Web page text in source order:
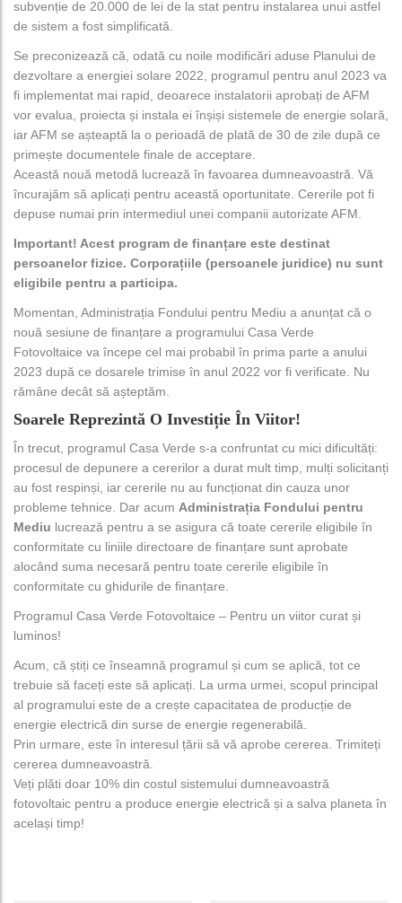
subvenție de 20.000 de lei de la stat pentru instalarea unui astfel
de sistem a fost simplificată.
Se preconizează că, odată cu noile modificări aduse Planului de
dezvoltare a energiei solare 2022, programul pentru anul 2023 va
fi implementat mai rapid, deoarece instalatorii aprobați de AFM
vor evalua, proiecta și instala ei înșiși sistemele de energie solară,
iar AFM se așteaptă la o perioadă de plată de 30 de zile după ce
primește documentele finale de acceptare.
Această nouă metodă lucrează în favoarea dumneavoastră. Vă
încurajăm să aplicați pentru această oportunitate. Cererile pot fi
depuse numai prin intermediul unei companii autorizate AFM.
Important! Acest program de finanțare este destinat
persoanelor fizice. Corporațiile (persoanele juridice) nu sunt
eligibile pentru a participa.
Momentan, Administrația Fondului pentru Mediu a anunțat că o
nouă sesiune de finanțare a programului Casa Verde
Fotovoltaice va începe cel mai probabil în prima parte a anului
2023 după ce dosarele trimise în anul 2022 vor fi verificate. Nu
rămâne decât să așteptăm.
Soarele Reprezintă O Investiție În Viitor!
În trecut, programul Casa Verde s-a confruntat cu mici dificultăți:
procesul de depunere a cererilor a durat mult timp, mulți solicitanți
au fost respinși, iar cererile nu au funcționat din cauza unor
probleme tehnice. Dar acum Administrația Fondului pentru
Mediu lucrează pentru a se asigura că toate cererile eligibile în
conformitate cu liniile directoare de finanțare sunt aprobate
alocând suma necesară pentru toate cererile eligibile în
conformitate cu ghidurile de finanțare.
Programul Casa Verde Fotovoltaice – Pentru un viitor curat și
luminos!
Acum, că știți ce înseamnă programul și cum se aplică, tot ce
trebuie să faceți este să aplicați. La urma urmei, scopul principal
al programului este de a crește capacitatea de producție de
energie electrică din surse de energie regenerabilă.
Prin urmare, este în interesul țării să vă aprobe cererea. Trimiteți
cererea dumneavoastră.
Veți plăti doar 10% din costul sistemului dumneavoastră
fotovoltaic pentru a produce energie electrică și a salva planeta în
același timp!